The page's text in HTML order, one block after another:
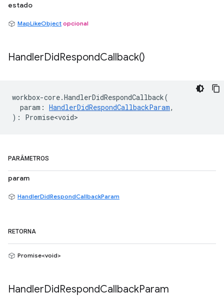
estado
MapLikeObject opcional
HandlerDidRespondCallback()
workbox-core.HandlerDidRespondCallback(
param : HandlerDidRespondCallbackParam,
) : Promise<void>
PARÂMETROS
param
HandlerDidRespondCallbackParam
RETORNA
Promise<void>
HandlerDidRespondCallbackParam